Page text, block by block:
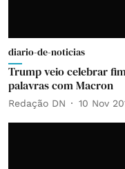
diario-de-noticias
Trump veio celebrar
palavras com Macron
Redação DN 10 Nov